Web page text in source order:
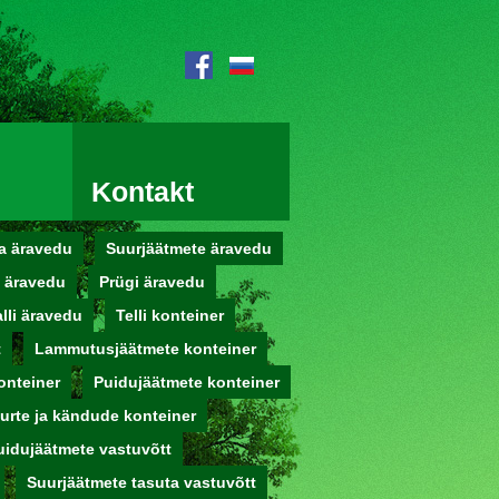
Kontakt
äravedu
Suurjäätmete äravedu
äravedu
Prügi äravedu
äravedu
Telli konteiner
Lammutusjäätmete konteiner
Puidujäätmete konteiner
ja kändude konteiner
vastuvõtt
Suurjäätmete tasuta vastuvõtt